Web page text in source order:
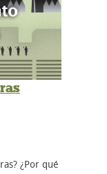
¿Por qué